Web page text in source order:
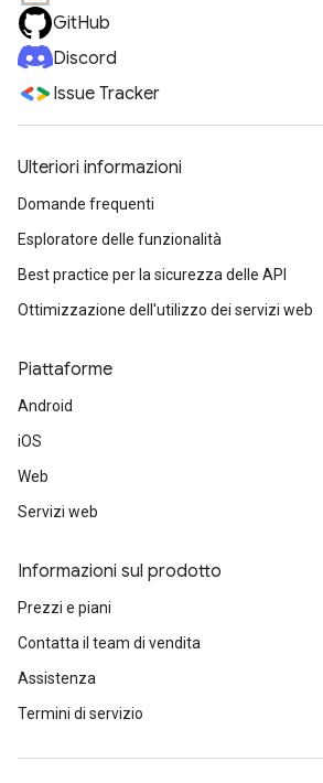
GitHub
Discord
Issue Tracker
Ulteriori informazioni
Domande frequenti
Esploratore delle funzionalità
Best practice per la sicurezza delle API
Ottimizzazione dell'utilizzo dei servizi web
Piattaforme
Android
iOS
Web
Servizi web
Informazioni sul prodotto
Prezzi e piani
Contatta il team di vendita
Assistenza
Termini di servizio